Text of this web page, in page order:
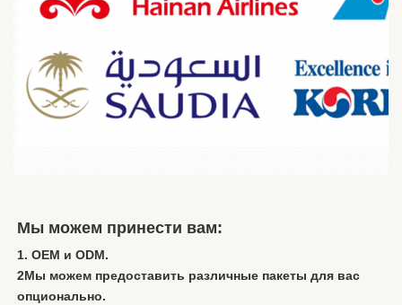
Мы можем принести вам:
1. OEM и ODM.
2Мы можем предоставить различные пакеты для вас
опционально.